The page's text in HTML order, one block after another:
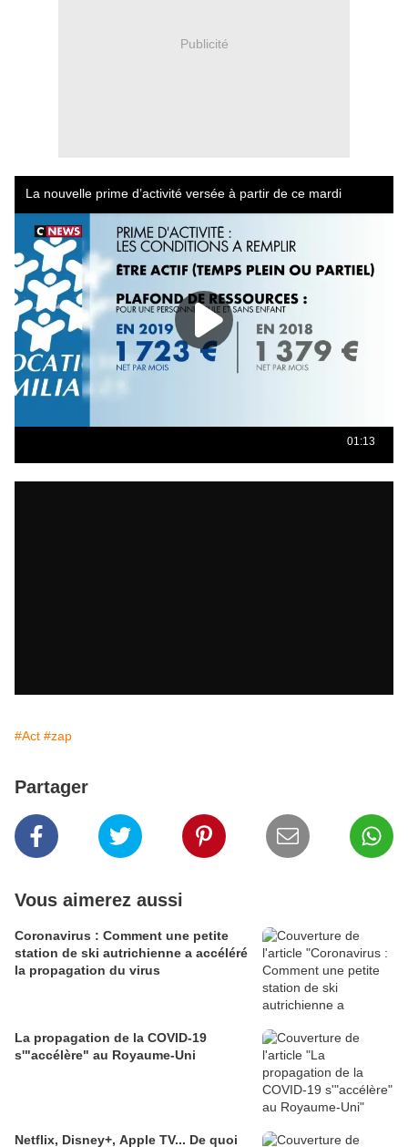
Publicité
#Act #zap
Partager
Vous aimerez aussi
Coronavirus : Comment une petite
station de ski autrichienne a accéléré
la propagation du virus
La propagation de la COVID-19
s'"accélère" au Royaume-Uni
Netflix, Disney+, Apple TV... De quoi